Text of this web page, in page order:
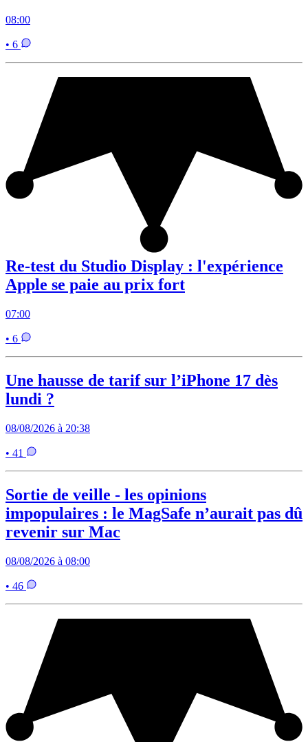
08:00
• 6
Re-test du Studio Display : l'expérience
Apple se paie au prix fort
07:00
• 6
Une hausse de tarif sur l’iPhone 17 dès
lundi ?
08/08/2026 à 20:38
• 41
Sortie de veille - les opinions
impopulaires : le MagSafe n’aurait pas dû
revenir sur Mac
08/08/2026 à 08:00
• 46